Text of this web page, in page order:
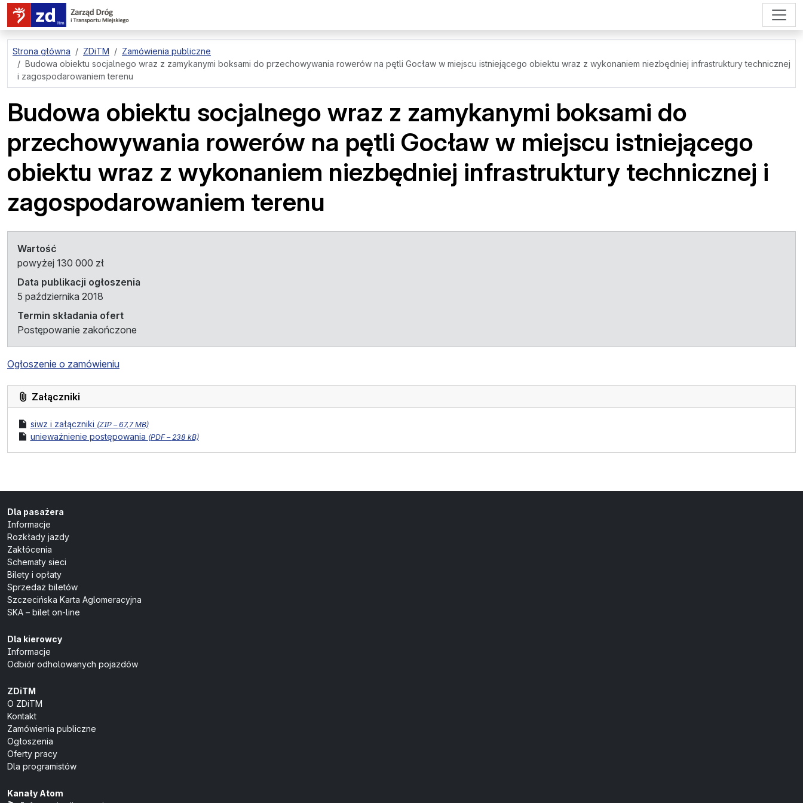
przejdź do treści strony
Strona główna ZDiTM
Zamówienia publiczne
Budowa obiektu socjalnego wraz z zamykanymi boksami do przechowywania rowerów na pętli Gocław w miejscu istniejącego obiektu wraz z wykonaniem niezbędniej infrastruktury technicznej
i zagospodarowaniem terenu
Budowa obiektu socjalnego wraz z zamykanymi boksami do
przechowywania rowerów na pętli Gocław w miejscu istniejącego
obiektu wraz z wykonaniem niezbędniej infrastruktury technicznej i
zagospodarowaniem terenu
Wartość
powyżej 130 000 zł
Data publikacji ogłoszenia
5 października 2018
Termin składania ofert
Postępowanie zakończone
Ogłoszenie o zamówieniu
Załączniki
plik
siwz i załączniki (format pliku:
ZIP – rozmiar pliku:
67,7 MB)
plik
unieważnienie postępowania (format pliku:
PDF – rozmiar pliku:
238 kB)
Dla pasażera
Informacje
Rozkłady jazdy
Zakłócenia
Schematy sieci
Bilety i opłaty
Sprzedaż biletów
Szczecińska Karta Aglomeracyjna
SKA – bilet on-line
Dla kierowcy
Informacje
Odbiór odholowanych pojazdów
ZDiTM
O ZDiTM
Kontakt
Zamówienia publiczne
Ogłoszenia
Oferty pracy
Dla programistów
Kanały Atom